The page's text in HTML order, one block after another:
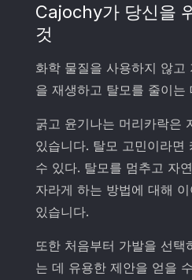
Cajochy가 당신을
것
화학 물질을 사용하지 않고
을 재생하고 탈모를 줄이는
굵고 윤기나는 머리카락은
있습니다. 탈모 고민이라면
수 있다. 탈모를 멈추고 자
자라게 하는 방법에 대해
있습니다.
또한 처음부터 가발을 선택
는 데 유용한 제안을 얻을